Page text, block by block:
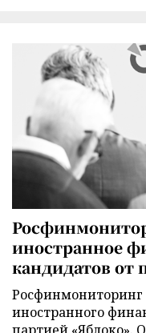
иностранное
кандидатов от
иностранного